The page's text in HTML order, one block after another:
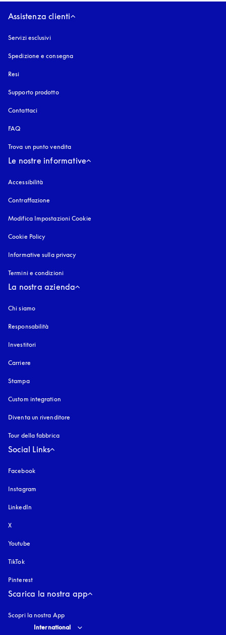
Assistenza clienti
Servizi esclusivi
Spedizione e consegna
Resi
Supporto prodotto
Contattaci
FAQ
Trova un punto vendita
Le nostre informative
Accessibilità
Contraffazione
Modifica Impostazioni Cookie
Cookie Policy
Informative sulla privacy
Termini e condizioni
La nostra azienda
Chi siamo
Responsabilità
Investitori
Carriere
Stampa
Custom integration
Diventa un rivenditore
Tour della fabbrica
Social Links
Facebook
Instagram
LinkedIn
X
Youtube
TikTok
Pinterest
Scarica la nostra app
Scopri la nostra App
Select country and language
International